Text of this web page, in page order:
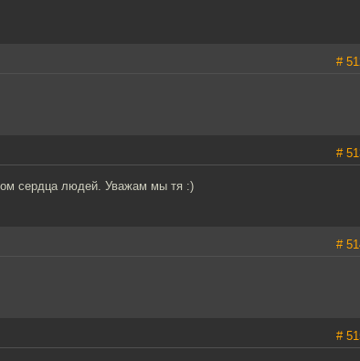
#
#
сердца людей. Уважам мы тя :)
#
#